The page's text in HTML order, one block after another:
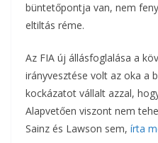
büntetőpontja van, nem
eltiltás réme.
Az FIA új állásfoglalása a
irányvesztése volt az oka a
kockázatot vállalt azzal,
Alapvetően viszont nem
Sainz és Lawson sem, írta